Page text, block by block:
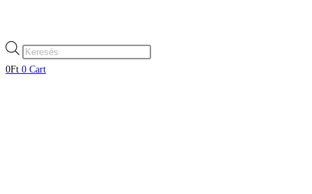
Products
search
0Ft 0 Cart